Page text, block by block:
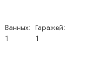
Ванных:
1
Гаражей:
1